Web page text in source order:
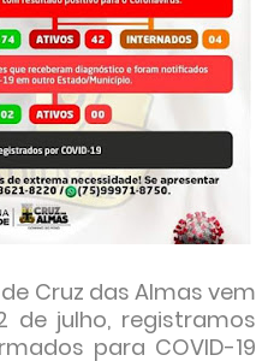
Cruz das Almas vem
de julho, registramos
para COVID-19